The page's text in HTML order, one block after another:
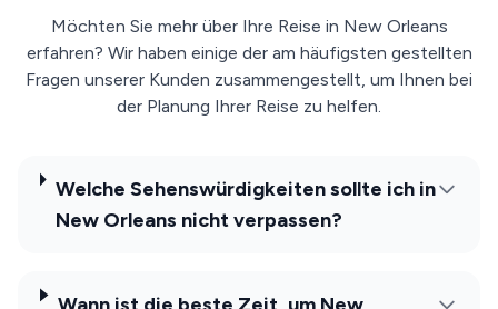
Möchten Sie mehr über Ihre Reise in New Orleans
erfahren? Wir haben einige der am häufigsten gestellten
Fragen unserer Kunden zusammengestellt, um Ihnen bei
der Planung Ihrer Reise zu helfen.
Welche Sehenswürdigkeiten sollte ich in
New Orleans nicht verpassen?
Wann ist die beste Zeit, um New